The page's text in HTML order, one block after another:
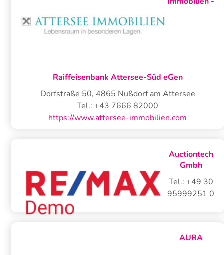
Raiffeisenbank Attersee-Süd eGen
Dorfstraße 50, 4865 Nußdorf am Attersee
Tel.: +43 7666 82000
https://www.attersee-immobilien.com
Auctiontech
Gmbh
Tel.: +49 30
95999251 0
AURA